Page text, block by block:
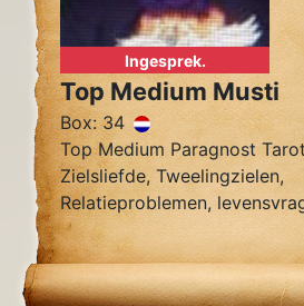
Ingesprek.
Top Medium Musti
Box: 34
Top Medium Paragnost
Zielsliefde, Tweelingzielen,
Relatieproblemen,